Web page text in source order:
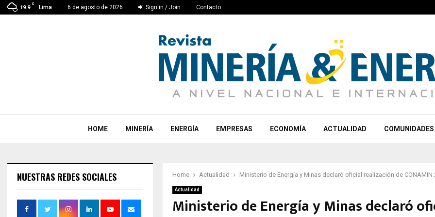
19.9
C
Lima 6 de agosto de 2026 Sign in / Join Contacto
HOME MINERÍA ENERGÍA EMPRESAS ECONOMÍA ACTUALIDAD COMUNIDADES
Home Actualidad Ministerio de Energía y Minas declaró oficial realización de CONAMIN
Actualidad
Ministerio de Energía y Minas declaró
NUESTRAS REDES SOCIALES